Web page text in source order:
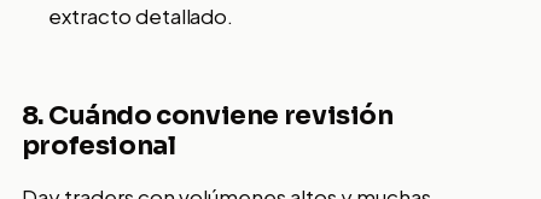
extracto detallado.
8. Cuándo conviene revisión
profesional